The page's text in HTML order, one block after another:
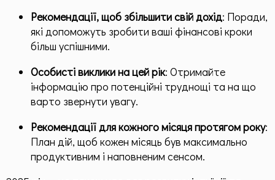
Рекомендації, щоб збільшити свій дохід: Поради,
які допоможуть зробити ваші фінансові кроки
більш успішними.
Особисті виклики на цей рік: Отримайте
інформацію про потенційні труднощі та на що
варто звернути увагу.
Рекомендації для кожного місяця протягом року:
План дій, щоб кожен місяць був максимально
продуктивним і наповненим сенсом.